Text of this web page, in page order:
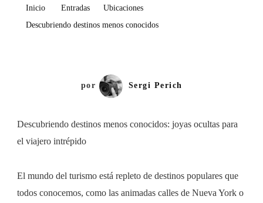
Inicio Entradas
Ubicaciones
Descubriendo destinos menos conocidos
por Sergi Perich
Descubriendo destinos menos conocidos: joyas ocultas para
el viajero intrépido
El mundo del turismo está repleto de destinos populares que
todos conocemos, como las animadas calles de Nueva York o